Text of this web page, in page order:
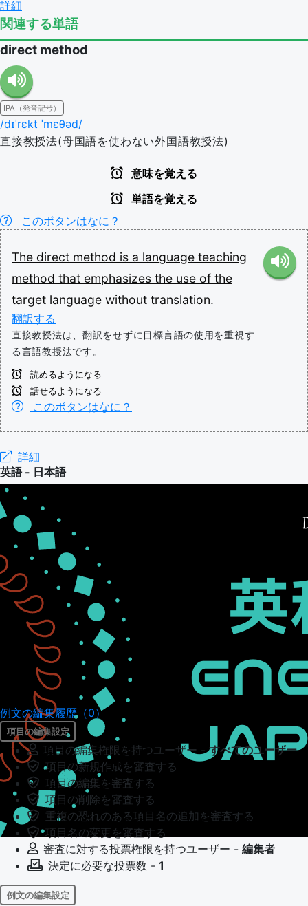
詳細
関連する単語
direct method
IPA（発音記号）
/dɪˈrɛkt ˈmɛθəd/
直接教授法(母国語を使わない外国語教授法)
意味を覚える
単語を覚える
このボタンはなに？
The direct method is a language teaching
method that emphasizes the use of the
target language without translation.
翻訳する
直接教授法は、翻訳をせずに目標言語の使用を重視す
る言語教授法です。
読めるようになる
話せるようになる
このボタンはなに？
詳細
英語 - 日本語
例文の編集履歴（0）
項目の編集設定
項目の編集権限を持つユーザー -すべてのユーザー
項目の新規作成を審査する
項目の編集を審査する
項目の削除を審査する
重複の恐れのある項目名の追加を審査する
項目名の変更を審査する
審査に対する投票権限を持つユーザー - 編集者
決定に必要な投票数 - 1
例文の編集設定